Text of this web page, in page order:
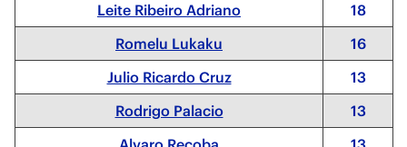
Leite Ribeiro Adriano
18
Romelu Lukaku
16
Julio Ricardo Cruz
13
Rodrigo Palacio
13